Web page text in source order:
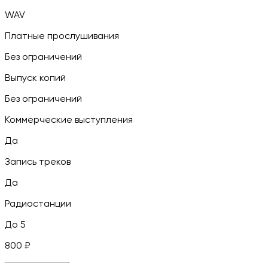
WAV
Платные прослушивания
Без ограничений
Выпуск копий
Без ограничений
Коммерческие выступления
Да
Запись треков
Да
Радиостанции
До 5
800 ₽